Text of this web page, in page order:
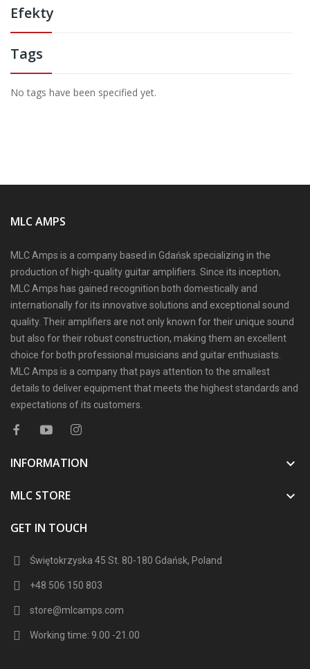
Efekty
Tags
No tags have been specified yet.
MLC AMPS
MLC Amps is a company based in Gdańsk specializing in the
production of high-quality guitar amplifiers. Since its inception,
MLC Amps has gained recognition both domestically and
internationally for its innovative solutions and exceptional sound
quality. Their amplifiers are not only known for their unique sound
but also for their robust construction, making them an excellent
choice for both professional musicians and guitar enthusiasts.
MLC Amps is a company that pays attention to the smallest
details to deliver equipment that meets the highest standards and
expectations of its customers.
INFORMATION 
MLC STORE 
GET IN TOUCH
Świętokrzyska 45 St. 80-180 Gdańsk, Poland
+48 506 150 803
store@mlcamps.com
Working time: 9.00 -21.00